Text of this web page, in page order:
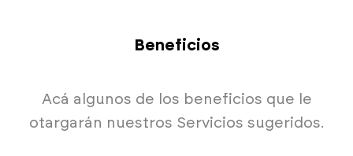
Beneficios
Acá algunos de los beneficios que le
otargarán nuestros Servicios sugeridos.